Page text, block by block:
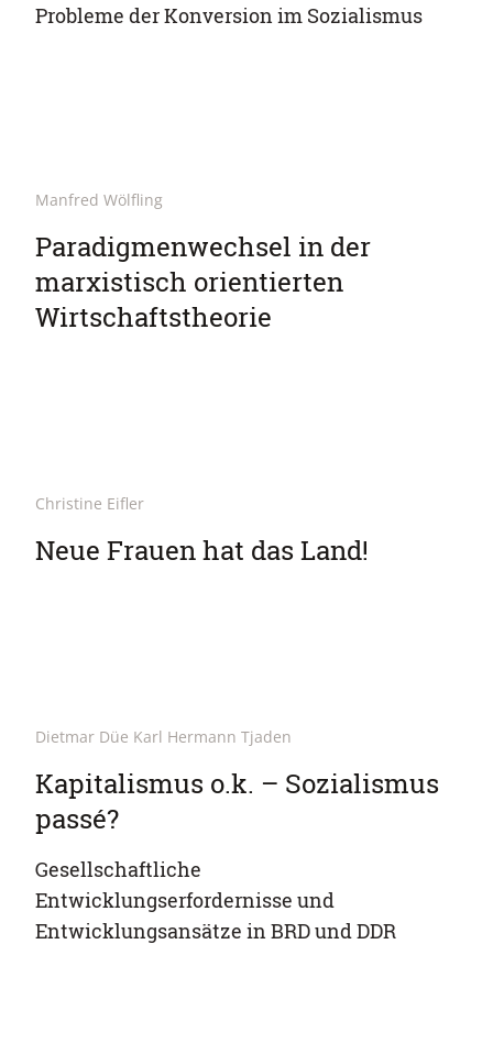
Probleme der Konversion im Sozialismus
Manfred Wölfling
Paradigmenwechsel in der
marxistisch orientierten
Wirtschaftstheorie
Christine Eifler
Neue Frauen hat das Land!
Dietmar Düe Karl Hermann Tjaden
Kapitalismus o.k. – Sozialismus
passé?
Gesellschaftliche
Entwicklungserfordernisse und
Entwicklungsansätze in BRD und DDR